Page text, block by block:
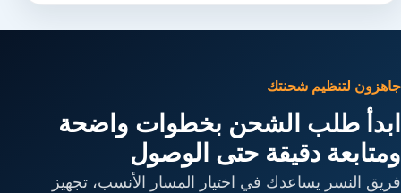
جاهزون لتنظيم شحنتك
ابدأ طلب الشحن بخطوات واضحة
ومتابعة دقيقة حتى الوصول
فريق النسر يساعدك في اختيار المسار الأنسب، تجهيز